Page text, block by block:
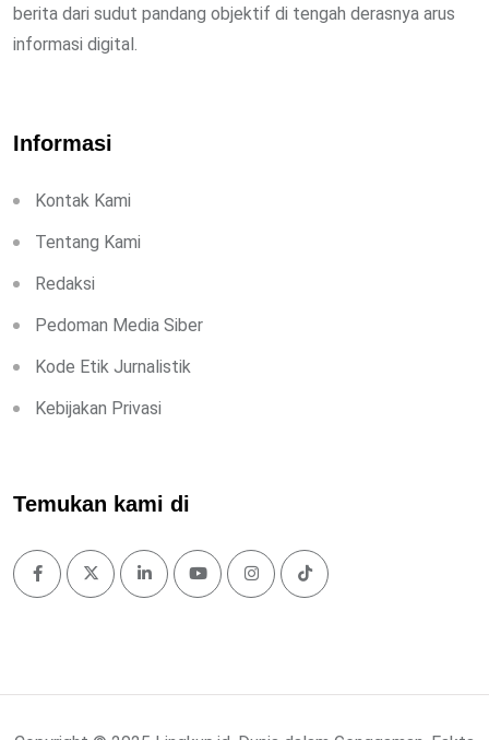
berita dari sudut pandang objektif di tengah derasnya arus
informasi digital.
Informasi
Kontak Kami
Tentang Kami
Redaksi
Pedoman Media Siber
Kode Etik Jurnalistik
Kebijakan Privasi
Temukan kami di